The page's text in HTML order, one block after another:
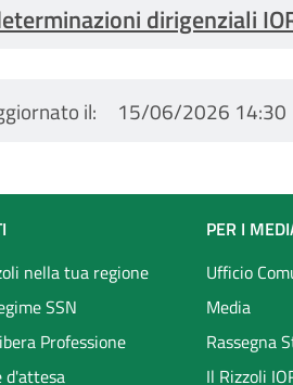
dirigenziali
il 15/06/2026 14:30
nella tua regione
SSN
Professione
d'attesa
PER I
Ufficio
Media
Rassegna
Il Rizzoli